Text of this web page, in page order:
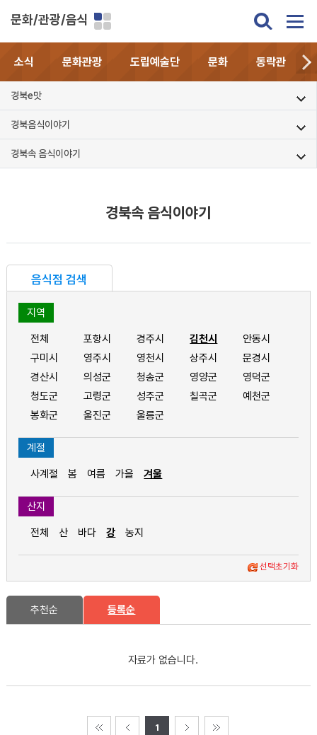
문화/관광/음식
소식 문화관광 도립예술단 문화 동락관
경북e맛
경북음식이야기
경북속 음식이야기
경북속 음식이야기
음식점 검색
지역
전체 포항시 경주시 김천시
안동시
구미시
영주시 영천시 상주시
문경시
경산시
의성군 청송군 영양군
영덕군
청도군
고령군 성주군 칠곡군
예천군
봉화군
울진군 울릉군
계절
사계절 봄 여름 가을 겨울
산지
전체 산 바다 강 농지
선택초기화
추천순 등록순
자료가 없습니다.
1